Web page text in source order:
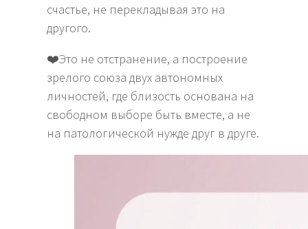
счастье, не перекладывая это на
другого.
❤️Это не отстранение, а построение
зрелого союза двух автономных
личностей, где близость основана на
свободном выборе быть вместе, а не
на патологической нужде друг в друге.